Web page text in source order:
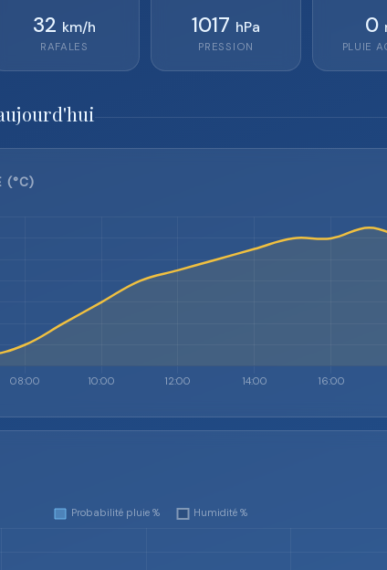
32 km/h
RAFALES
1017 hPa
PRESSION
0
PLUIE
(°C)